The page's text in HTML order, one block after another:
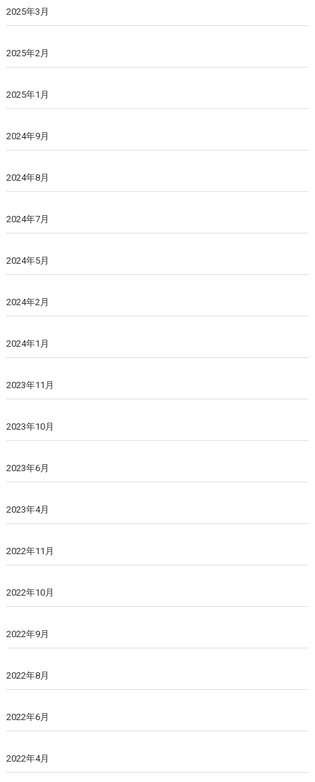
2025年3月
2025年2月
2025年1月
2024年9月
2024年8月
2024年7月
2024年5月
2024年2月
2024年1月
2023年11月
2023年10月
2023年6月
2023年4月
2022年11月
2022年10月
2022年9月
2022年8月
2022年6月
2022年4月